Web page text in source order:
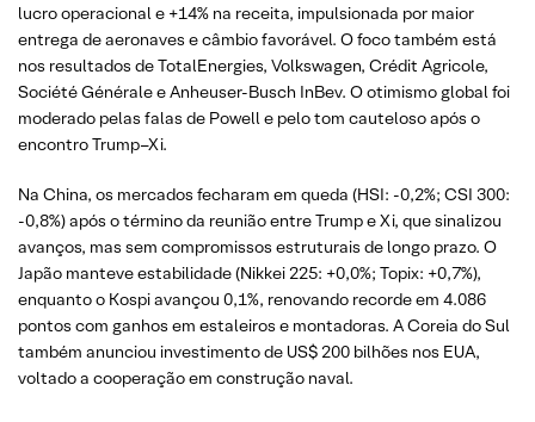
lucro operacional e +14% na receita, impulsionada por maior
entrega de aeronaves e câmbio favorável. O foco também está
nos resultados de TotalEnergies, Volkswagen, Crédit Agricole,
Société Générale e Anheuser-Busch InBev. O otimismo global foi
moderado pelas falas de Powell e pelo tom cauteloso após o
encontro Trump–Xi.
Na China, os mercados fecharam em queda (HSI: -0,2%; CSI 300:
-0,8%) após o término da reunião entre Trump e Xi, que sinalizou
avanços, mas sem compromissos estruturais de longo prazo. O
Japão manteve estabilidade (Nikkei 225: +0,0%; Topix: +0,7%),
enquanto o Kospi avançou 0,1%, renovando recorde em 4.086
pontos com ganhos em estaleiros e montadoras. A Coreia do Sul
também anunciou investimento de US$ 200 bilhões nos EUA,
voltado a cooperação em construção naval.